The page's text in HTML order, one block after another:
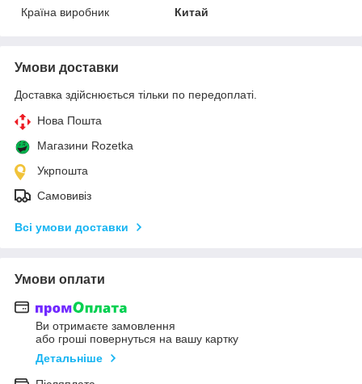
Країна виробник
Китай
Умови доставки
Доставка здійснюється тільки по передоплаті.
Нова Пошта
Магазини Rozetka
Укрпошта
Самовивіз
Всі умови доставки
Умови оплати
Ви отримаєте замовлення
або гроші повернуться на вашу картку
Детальніше